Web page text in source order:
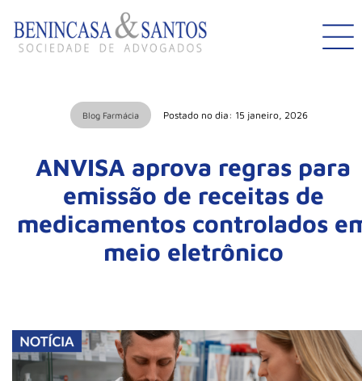
Blog Farmácia Postado no dia: 15 janeiro, 2026
ANVISA aprova regras para
emissão de receitas de
medicamentos controlados
meio eletrônico